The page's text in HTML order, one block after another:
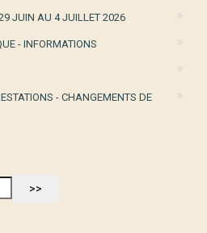
JUIN AU 4 JUILLET 2026
- INFORMATIONS
- CHANGEMENTS DE